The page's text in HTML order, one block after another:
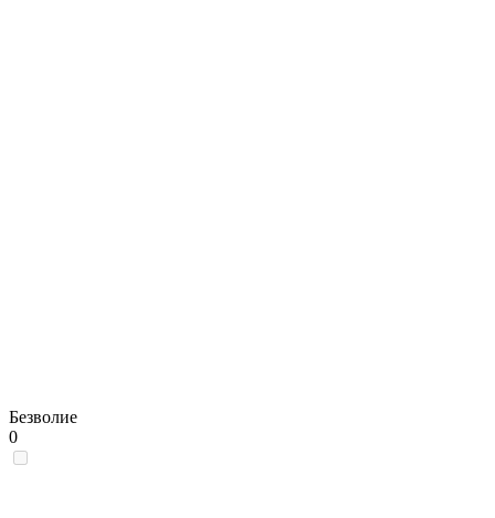
Безволие
0